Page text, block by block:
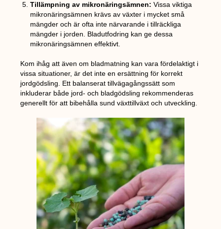
Tillämpning av mikronäringsämnen: Vissa viktiga
mikronäringsämnen krävs av växter i mycket små
mängder och är ofta inte närvarande i tillräckliga
mängder i jorden. Bladutfodring kan ge dessa
mikronäringsämnen effektivt.
Kom ihåg att även om bladmatning kan vara fördelaktigt i
vissa situationer, är det inte en ersättning för korrekt
jordgödsling. Ett balanserat tillvägagångssätt som
inkluderar både jord- och bladgödsling rekommenderas
generellt för att bibehålla sund växttillväxt och utveckling.